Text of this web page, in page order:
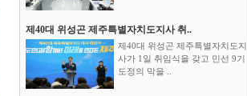
제40대 위성곤 제주특별자치도지사 취..
제40대 위성곤 제주특별자치도지
사가 1일 취임식을 갖고 민선 9기
도정의 막을 ..